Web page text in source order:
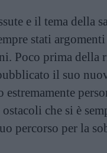
e il tema della
stati
Poco prima della
il suo
estremamente
che si è
percorso per la